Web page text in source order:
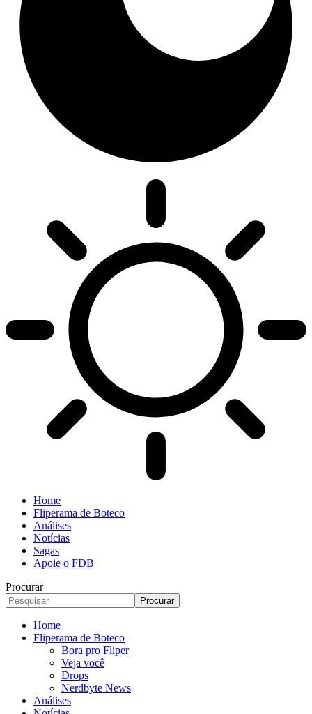
Home
Fliperama de Boteco
Análises
Notícias
Sagas
Apoie o FDB
Procurar
Home
Fliperama de Boteco
Bora pro Fliper
Veja você
Drops
Nerdbyte News
Análises